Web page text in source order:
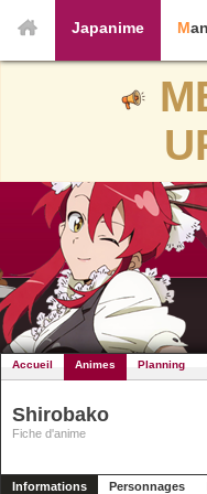
Japanime
Accueil Animes Planning
Shirobako
Fiche d'anime
Informations Personnages